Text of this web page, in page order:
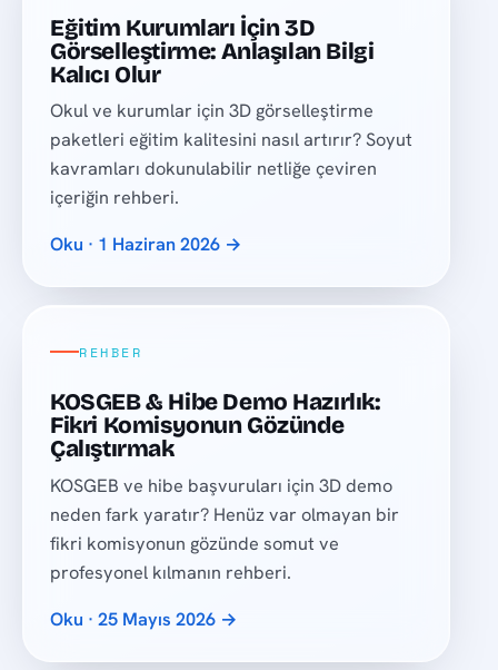
Eğitim Kurumları İçin 3D
Görselleştirme: Anlaşılan Bilgi
Kalıcı Olur
Okul ve kurumlar için 3D görselleştirme
paketleri eğitim kalitesini nasıl artırır? Soyut
kavramları dokunulabilir netliğe çeviren
içeriğin rehberi.
Oku · 1 Haziran 2026 →
REHBER
KOSGEB & Hibe Demo Hazırlık:
Fikri Komisyonun Gözünde
Çalıştırmak
KOSGEB ve hibe başvuruları için 3D demo
neden fark yaratır? Henüz var olmayan bir
fikri komisyonun gözünde somut ve
profesyonel kılmanın rehberi.
Oku · 25 Mayıs 2026 →